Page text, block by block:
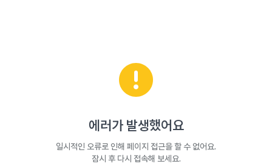
에러가 발생했어요
일시적인 오류로 인해 페이지 접근을 할 수 없어요.
잠시 후 다시 접속해 보세요.